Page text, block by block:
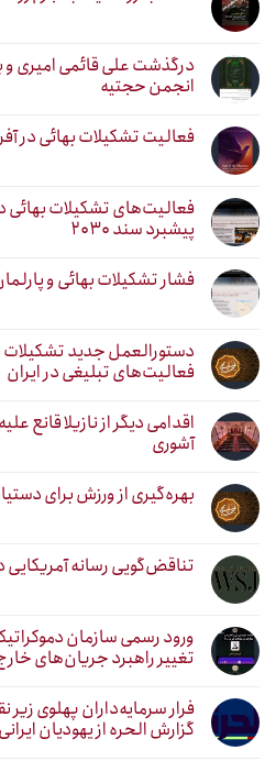
درگذشت علی قائمی امیری و
انجمن حجتیه
فعالیت تشکیلات بهائی در
فعالیت‌های تشکیلات بهائی
پیشبرد سند ۲۰۳۰
فشار تشکیلات بهائی و
دستورالعمل جدید
فعالیت‌های تبلیغی در ایران
اقدامی دیگر از نازیلا قانع
آشوری
بهره‌گیری از ورزش برای
تناقض‌گویی رسانه آمریکایی
ورود رسمی سازمان
تغییر راهبرد جریان‌های
فرار سرمایه‌داران پهلوی
گزارش الحره از یهودیان